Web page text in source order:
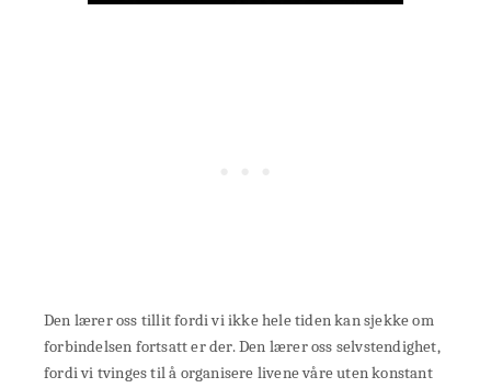
Den lærer oss tillit fordi vi ikke hele tiden kan sjekke om
forbindelsen fortsatt er der. Den lærer oss selvstendighet,
fordi vi tvinges til å organisere livene våre uten konstant